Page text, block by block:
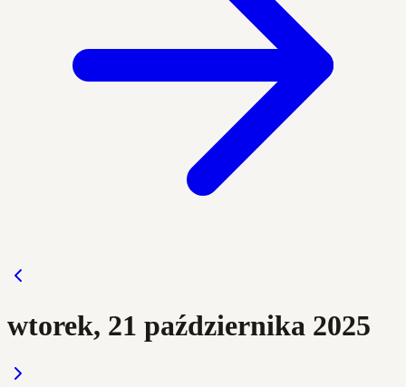
wtorek, 21 października 2025